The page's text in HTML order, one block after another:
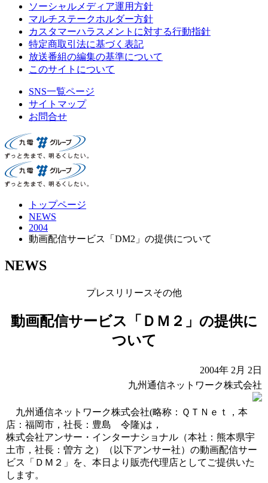
ソーシャルメディア運用方針
マルチステークホルダー方針
カスタマーハラスメントに対する行動指針
特定商取引法に基づく表記
放送番組の編集の基準について
このサイトについて
SNS一覧ページ
サイトマップ
お問合せ
トップページ
NEWS
2004
動画配信サービス「DM2」の提供について
NEWS
プレスリリースその他
動画配信サービス「ＤＭ２」の提供に
ついて
2004年 2月 2日
九州通信ネットワーク株式会社
九州通信ネットワーク株式会社(略称：ＱＴＮｅｔ，本
店：福岡市，社長：豊島 令隆)は，
株式会社アンサー・インターナショナル（本社：熊本県宇
土市，社長：曽方 之）（以下アンサー社）の動画配信サー
ビス
「ＤＭ２」
を、本日より販売代理店としてご提供いた
します。